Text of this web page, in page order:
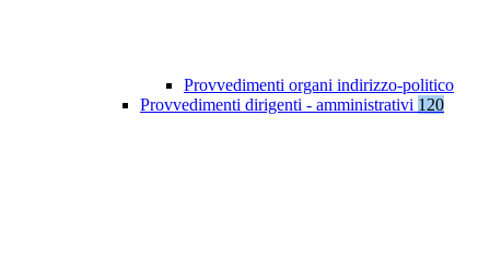
Provvedimenti organi indirizzo-politico
Provvedimenti dirigenti - amministrativi 120